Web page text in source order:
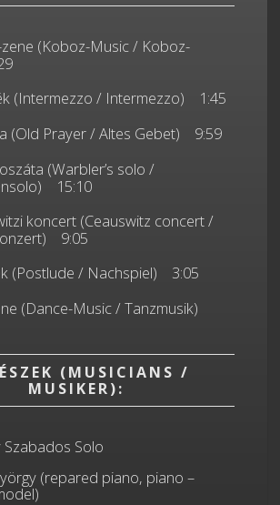
(Koboz-Music / Koboz-
(Intermezzo / Intermezzo) 1:45
(Old Prayer / Altes Gebet) 9:59
(Warbler’s solo /
15:10
koncert (Ceauswitz concert /
9:05
(Postlude / Nachspiel) 3:05
(Dance-Music / Tanzmusik)
(MUSICIANS /
MUSIKER):
Szabados Solo
(repared piano, piano –